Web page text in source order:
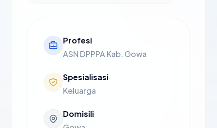
Profesi
ASN DPPPA Kab. Gowa
Spesialisasi
Keluarga
Domisili